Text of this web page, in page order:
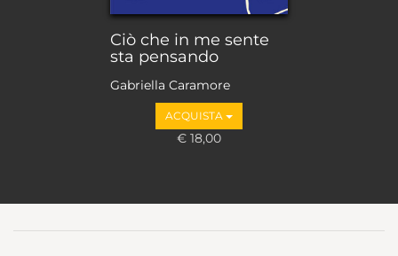
Ciò che in me sente
sta pensando
Gabriella Caramore
ACQUISTA
€ 18,00